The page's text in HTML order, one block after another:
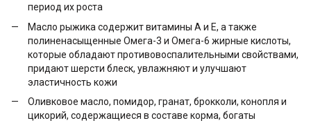
период их роста
Масло рыжика содержит витамины А и Е, а также
полиненасыщенные Омега-3 и Омега-6 жирные кислоты,
которые обладают противовоспалительными свойствами,
придают шерсти блеск, увлажняют и улучшают
эластичность кожи
Оливковое масло, помидор, гранат, брокколи, конопля и
цикорий, содержащиеся в составе корма, богаты